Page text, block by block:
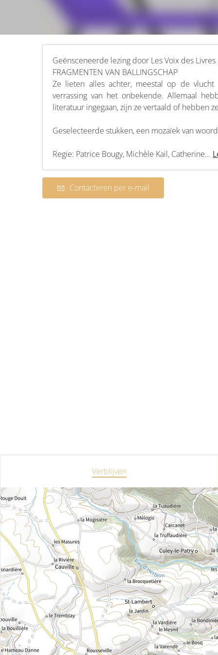
Geënsceneerde lezing door Les Voix des Livres
FRAGMENTEN VAN BALLINGSCHAP
Ze lieten alles achter, meestal op de
verrassing van het onbekende. Allemaal
literatuur ingegaan, zijn ze vertaald of hebben
Geselecteerde stukken, een mozaïek van
Regie: Patrice Bougy, Michèle Kail, Catherine...
Contacteren per e-mail
Verblijven